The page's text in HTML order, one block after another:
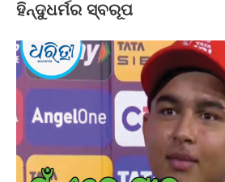
ହିନ୍ଦୁଧର୍ମର ସ୍ବରୂପ